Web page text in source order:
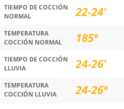
TIEMPO DE COCCIÓN
NORMAL
22-24'
TEMPERATURA
COCCIÓN NORMAL
185º
TIEMPO DE COCCIÓN
LLUVIA
24-26'
TEMPERATURA
COCCIÓN LLUVIA
24-26º